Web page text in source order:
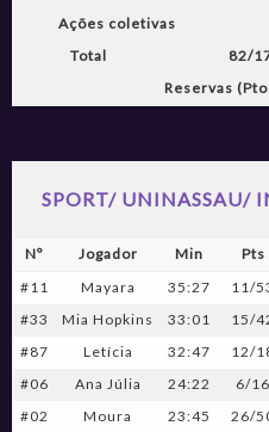
Ações coletivas
Total
82/
Reservas
SPORT/ UNINASSAU/
Nº Jogador Min Pts
#11
Mayara 35:27 11/
#33
Mia Hopkins 33:01 15/
#87
Letícia 32:47 12/
#06
Ana Júlia 24:22 6/
#02
Moura 23:45 26/